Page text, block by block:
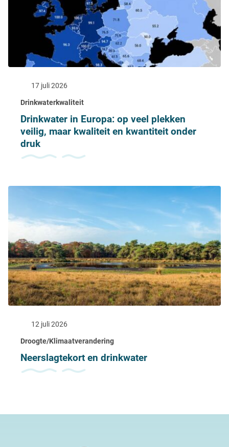
Drinkwaterkwaliteit
17 juli 2026
Drinkwater in Europa: op veel plekken
veilig, maar kwaliteit en kwantiteit onder
druk
Droogte/Klimaatverandering
12 juli 2026
Neerslagtekort en drinkwater